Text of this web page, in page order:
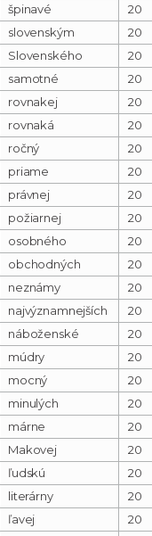
špinavé
20
slovenským
20
Slovenského
20
samotné
20
rovnakej
20
rovnaká
20
ročný
20
priame
20
právnej
20
požiarnej
20
osobného
20
obchodných
20
neznámy
20
najvýznamnejších
20
náboženské
20
múdry
20
mocný
20
minulých
20
márne
20
Makovej
20
ľudskú
20
literárny
20
ľavej
20